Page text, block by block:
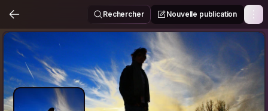
Rechercher Nouvelle publication